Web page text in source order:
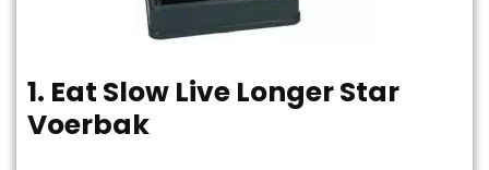
1. Eat Slow Live Longer Star
Voerbak